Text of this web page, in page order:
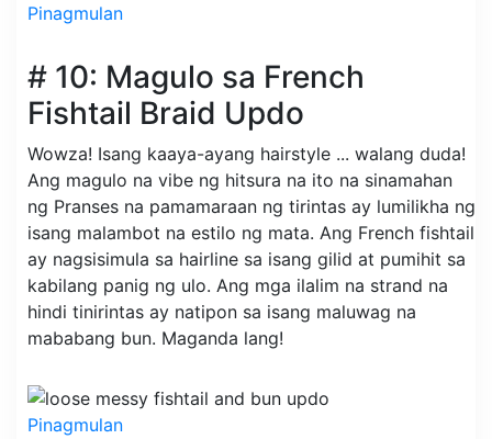
Pinagmulan
# 10: Magulo sa French
Fishtail Braid Updo
Wowza! Isang kaaya-ayang hairstyle ... walang duda!
Ang magulo na vibe ng hitsura na ito na sinamahan
ng Pranses na pamamaraan ng tirintas ay lumilikha ng
isang malambot na estilo ng mata. Ang French fishtail
ay nagsisimula sa hairline sa isang gilid at pumihit sa
kabilang panig ng ulo. Ang mga ilalim na strand na
hindi tinirintas ay natipon sa isang maluwag na
mababang bun. Maganda lang!
Pinagmulan